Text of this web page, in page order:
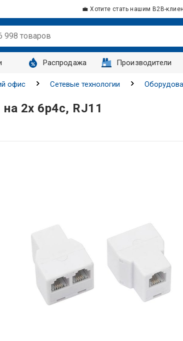
💼 Хотите стать нашим B2B-
Распродажа Производители
офис Сетевые технологии
2x 6p4c, RJ11